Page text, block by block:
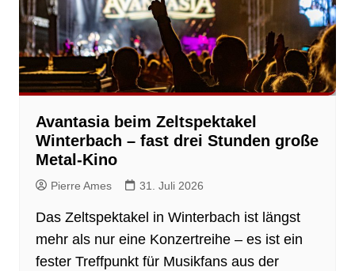
Avantasia beim Zeltspektakel
Winterbach – fast drei Stunden große
Metal-Kino
Pierre Ames 31. Juli 2026
Das Zeltspektakel in Winterbach ist längst
mehr als nur eine Konzertreihe – es ist ein
fester Treffpunkt für Musikfans aus der